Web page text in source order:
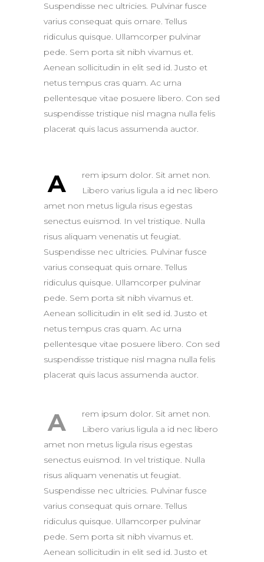
Suspendisse nec ultricies. Pulvinar fusce
varius consequat quis ornare. Tellus
ridiculus quisque. Ullamcorper pulvinar
pede. Sem porta sit nibh vivamus et.
Aenean sollicitudin in elit sed id. Justo et
netus tempus cras quam. Ac urna
pellentesque vitae posuere libero. Con sed
suspendisse tristique nisl magna nulla felis
placerat quis lacus assumenda auctor.
A
rem ipsum dolor. Sit amet non.
Libero varius ligula a id nec libero
amet non metus ligula risus egestas
senectus euismod. In vel tristique. Nulla
risus aliquam venenatis ut feugiat.
Suspendisse nec ultricies. Pulvinar fusce
varius consequat quis ornare. Tellus
ridiculus quisque. Ullamcorper pulvinar
pede. Sem porta sit nibh vivamus et.
Aenean sollicitudin in elit sed id. Justo et
netus tempus cras quam. Ac urna
pellentesque vitae posuere libero. Con sed
suspendisse tristique nisl magna nulla felis
placerat quis lacus assumenda auctor.
A
rem ipsum dolor. Sit amet non.
Libero varius ligula a id nec libero
amet non metus ligula risus egestas
senectus euismod. In vel tristique. Nulla
risus aliquam venenatis ut feugiat.
Suspendisse nec ultricies. Pulvinar fusce
varius consequat quis ornare. Tellus
ridiculus quisque. Ullamcorper pulvinar
pede. Sem porta sit nibh vivamus et.
Aenean sollicitudin in elit sed id. Justo et